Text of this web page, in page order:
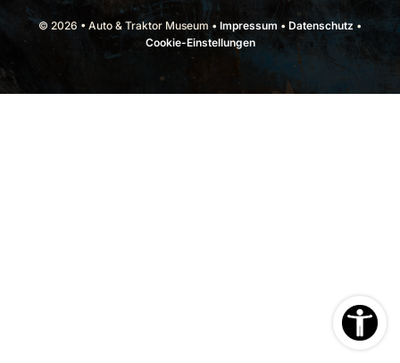
© 2026 • Auto & Traktor Museum • Impressum • Datenschutz •
Cookie-Einstellungen